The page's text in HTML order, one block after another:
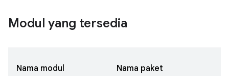
Modul yang tersedia
Nama modul Nama paket